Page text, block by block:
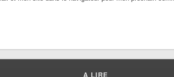
A LIRE